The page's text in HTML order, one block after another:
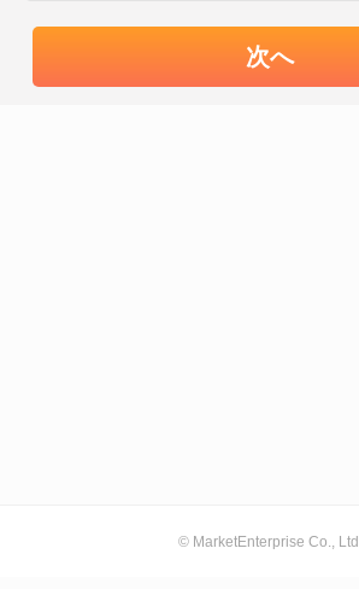
次へ
© MarketEnterprise Co., Ltd.